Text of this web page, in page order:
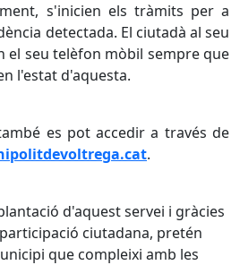
s'inicien els tràmits per a
detectada. El ciutadà al seu
el seu telèfon mòbil sempre que
l'estat d'aquesta.
es pot accedir a través de
.
d'aquest servei i gràcies
ciutadana, pretén
que compleixi amb les